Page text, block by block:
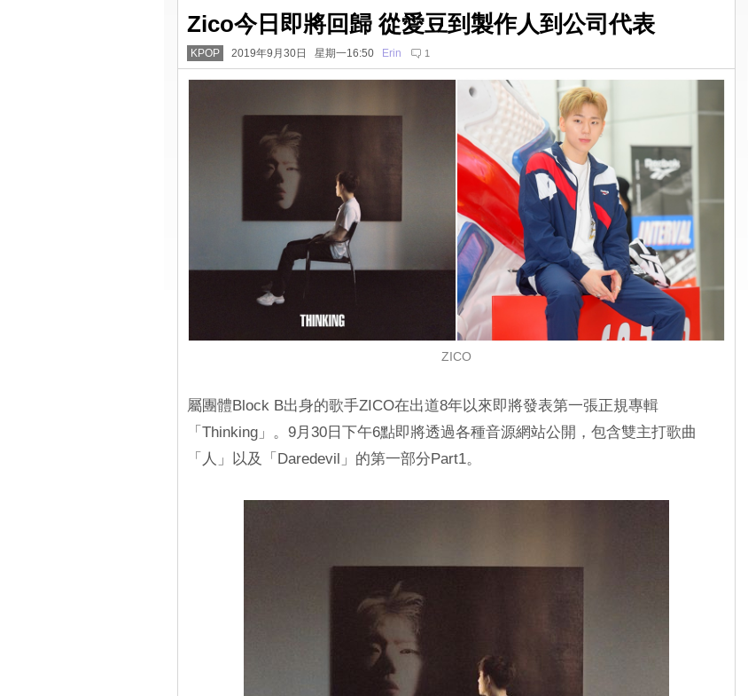
Zico今日即將回歸 從愛豆到製作人到公司代表
KPOP 2019年9月30日 星期一16:50 Erin 1
ZICO
屬團體Block B出身的歌手ZICO在出道8年以來即將發表第一張正規專輯
「Thinking」。9月30日下午6點即將透過各種音源網站公開，包含雙主打歌曲
「人」以及「Daredevil」的第一部分Part1。